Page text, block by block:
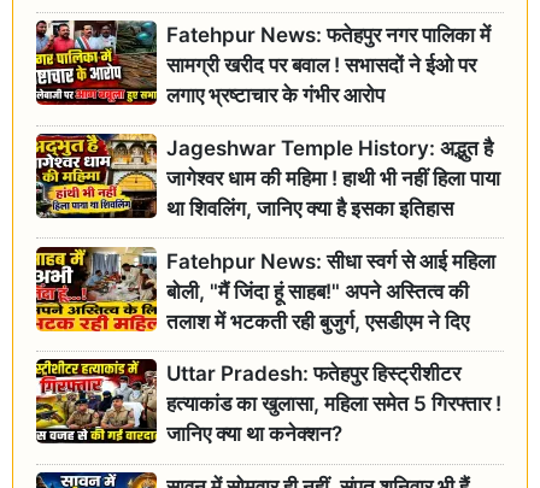
Fatehpur News: फतेहपुर नगर पालिका में
सामग्री खरीद पर बवाल ! सभासदों ने ईओ पर
लगाए भ्रष्टाचार के गंभीर आरोप
Jageshwar Temple History: अद्भुत है
जागेश्वर धाम की महिमा ! हाथी भी नहीं हिला पाया
था शिवलिंग, जानिए क्या है इसका इतिहास
Fatehpur News: सीधा स्वर्ग से आई महिला
बोली, "मैं जिंदा हूं साहब!" अपने अस्तित्व की
तलाश में भटकती रही बुजुर्ग, एसडीएम ने दिए
जांच के आदेश
Uttar Pradesh: फतेहपुर हिस्ट्रीशीटर
हत्याकांड का खुलासा, महिला समेत 5 गिरफ्तार !
जानिए क्या था कनेक्शन?